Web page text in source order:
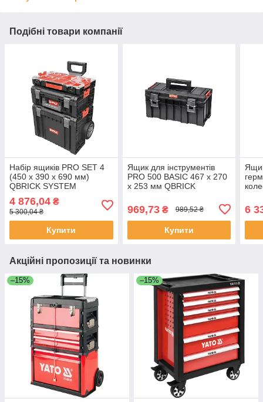
Подібні товари компанії
Набір ящиків PRO SET 4
(450 x 390 x 690 мм)
QBRICK SYSTEM
4 876,04 ₴
5 300,04 ₴
Купити
Ящик для інструментів
PRO 500 BASIC 467 x 270
x 253 мм QBRICK
SKRQPROB500CZAPG003
969,73₴ 989,52 ₴
Купити
мм з
YT-
6
Акційні пропозиції та новинки
–15% –15%